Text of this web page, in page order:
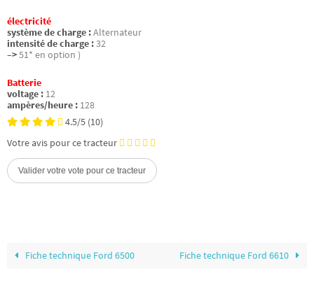
électricité
système de charge :Alternateur
intensité de charge :32
–>51* en option )
Batterie
voltage : 12
ampères/heure : 128
4.5/5 (10)
Votre avis pour ce tracteur
Fiche technique Ford 6500 Fiche technique Ford 6610